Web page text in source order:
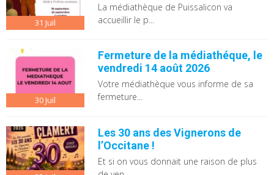
31 Juil
La médiathèque de Puissalicon va
accueillir le p...
30Juil
Fermeture de la médiathéque, le
vendredi 14 août 2026
Votre médiathèque vous informe de sa
fermeture...
Les 30 ans des Vignerons de
l’Occitane !
Et si on vous donnait une raison de plus